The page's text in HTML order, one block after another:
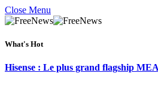
Close Menu
What's Hot
Hisense : Le plus grand flagship